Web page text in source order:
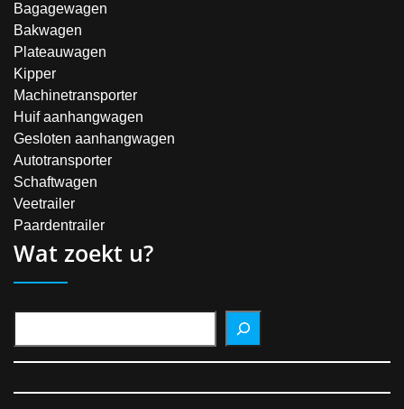
Bagagewagen
Bakwagen
Plateauwagen
Kipper
Machinetransporter
Huif aanhangwagen
Gesloten aanhangwagen
Autotransporter
Schaftwagen
Veetrailer
Paardentrailer
Wat zoekt u?